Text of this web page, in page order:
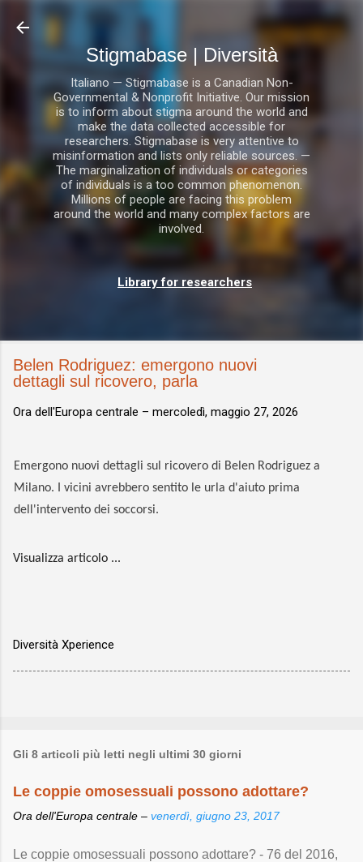
Passa ai contenuti principali
Stigmabase | Diversità
Italiano — Stigmabase is a Canadian Non-
Governmental & Nonprofit Initiative. Our mission
is to inform about stigma around the world and
make the data collected accessible for
researchers. Stigmabase is very attentive to
misinformation and lists only reliable sources. —
The marginalization of individuals or categories
of individuals is a too common phenomenon.
Millions of people are facing this problem
around the world and many complex factors are
involved.
Library for researchers
Belen Rodriguez: emergono nuovi
dettagli sul ricovero, parla
Ora dell'Europa centrale – mercoledì, maggio 27, 2026
Emergono nuovi dettagli sul ricovero di Belen Rodriguez a
Milano. I vicini avrebbero sentito le urla d'aiuto prima
dell'intervento dei soccorsi.
Visualizza articolo ...
Diversità Xperience
Gli 8 articoli più letti negli ultimi 30 giorni
Le coppie omosessuali possono adottare?
Ora dell'Europa centrale – venerdì, giugno 23, 2017
Le coppie omosessuali possono adottare? - 76 del 2016,